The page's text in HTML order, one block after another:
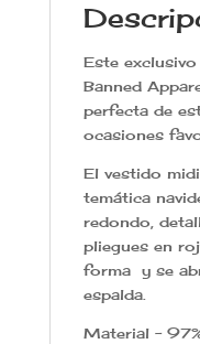
Este exclusivo
Banned
perfecta de
ocasiones
El vestido
temática
redondo,
pliegues en
forma
y se
espalda.
Material –